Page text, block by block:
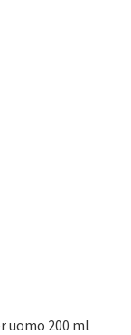
uomo 200 ml